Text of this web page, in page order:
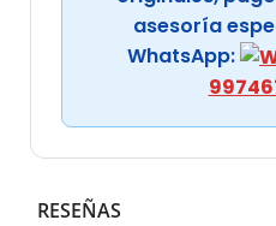
asesoría
WhatsApp:
RESEÑAS